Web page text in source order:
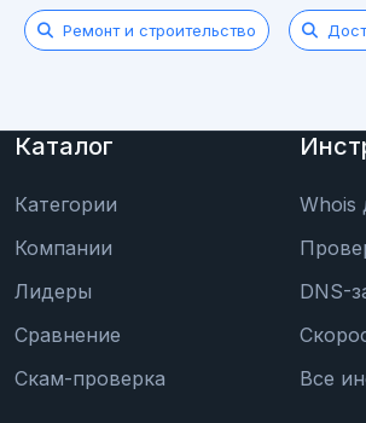
Ремонт и строительство
Каталог
Категории
Компании
Лидеры
Сравнение
Скам-проверка
Whois
DNS-
Все